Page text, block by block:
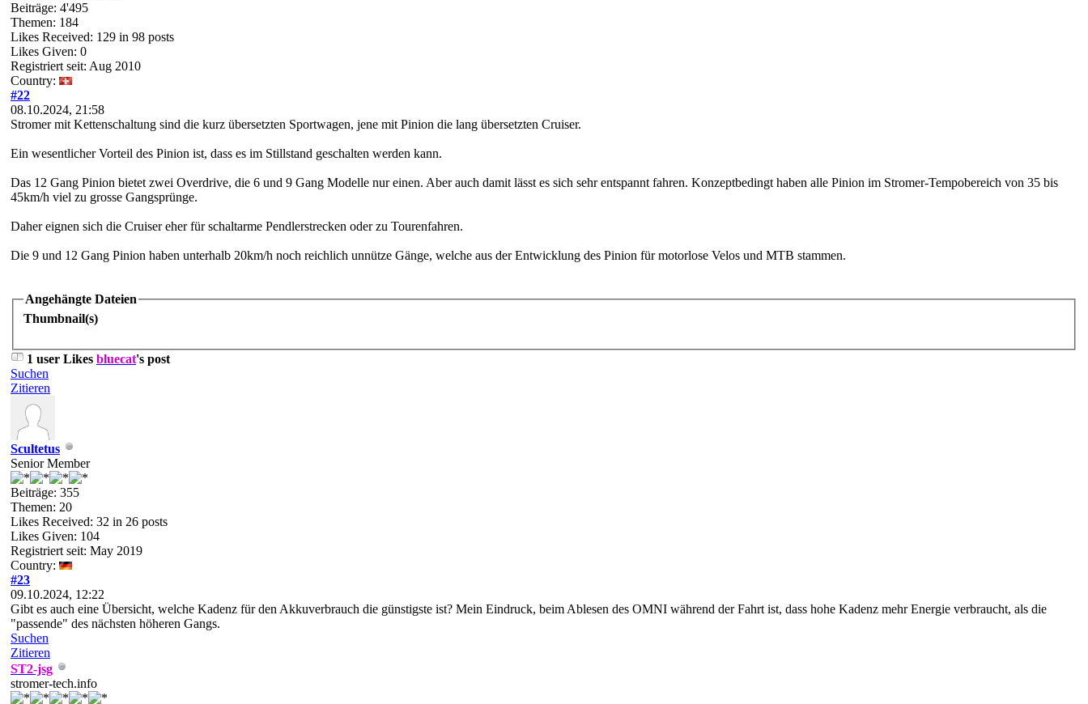
Beiträge: 4'495
Themen: 184
Likes Received: 129 in 98 posts
Likes Given: 0
Registriert seit: Aug 2010
Country:
#22
08.10.2024, 21:58
Stromer mit Kettenschaltung sind die kurz übersetzten Sportwagen, jene mit Pinion die lang übersetzten Cruiser.
Ein wesentlicher Vorteil des Pinion ist, dass es im Stillstand geschalten werden kann.
Das 12 Gang Pinion bietet zwei Overdrive, die 6 und 9 Gang Modelle nur einen. Aber auch damit lässt es sich sehr entspannt fahren. Konzeptbedingt haben alle Pinion im Stromer-Tempobereich von 35 bis
45km/h viel zu grosse Gangsprünge.
Daher eignen sich die Cruiser eher für schaltarme Pendlerstrecken oder zu Tourenfahren.
Die 9 und 12 Gang Pinion haben unterhalb 20km/h noch reichlich unnütze Gänge, welche aus der Entwicklung des Pinion für motorlose Velos und MTB stammen.
Angehängte Dateien
Thumbnail(s)
1 user Likes bluecat's post
Suchen
Zitieren
Scultetus
Senior Member
Beiträge: 355
Themen: 20
Likes Received: 32 in 26 posts
Likes Given: 104
Registriert seit: May 2019
Country:
#23
09.10.2024, 12:22
Gibt es auch eine Übersicht, welche Kadenz für den Akkuverbrauch die günstigste ist? Mein Eindruck, beim Ablesen des OMNI während der Fahrt ist, dass hohe Kadenz mehr Energie verbraucht, als die
"passende" des nächsten höheren Gangs.
Suchen
Zitieren
ST2-jsg
stromer-tech.info